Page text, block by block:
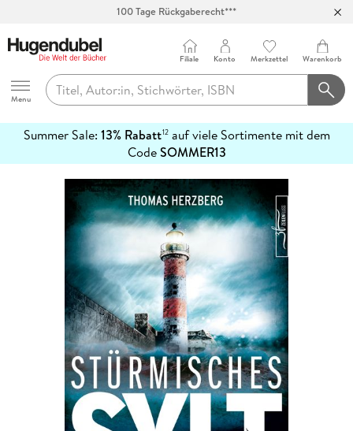
100 Tage Rückgaberecht***
Hugendubel
Menu
Filiale Konto Merkzettel Warenkorb
Summer Sale: 13% Rabatt12auf viele Sortimente mit dem
CodeSOMMER13
erfahren